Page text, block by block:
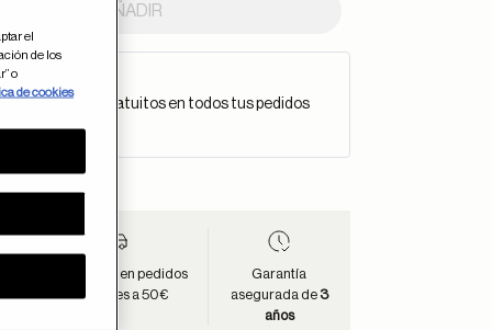
AÑADIR
gratuitos
de envíos gratuitos en todos tus pedidos
limitado.
en pedidos
superiores a 50€
Garantía
asegurada de 3
años
el
de los
o
de cookies